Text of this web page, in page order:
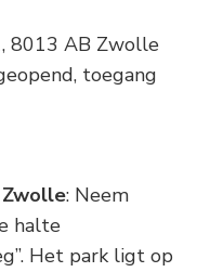
8013 AB Zwolle
toegang
: Neem
halte
Het park ligt op